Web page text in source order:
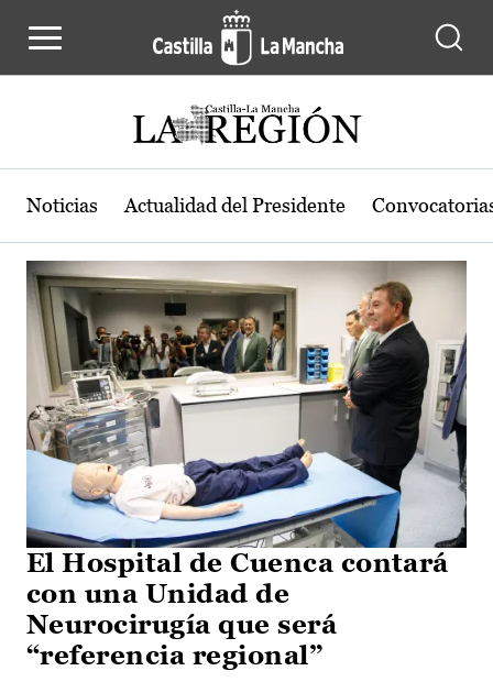
Actualidad de la región de Castilla-
Noticias Actualidad del Presidente
El Hospital de Cuenca contará
con una Unidad de
Neurocirugía que será
“referencia regional”